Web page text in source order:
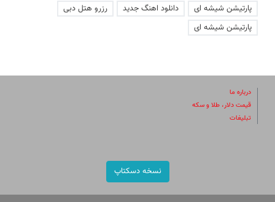
پارتیشن شیشه ای
دانلود اهنگ جدید
رزرو هتل دبی
پارتیشن شیشه ای
درباره ما
قیمت دلار، طلا و سکه
تبلیغات
نسخه دسکتاپ